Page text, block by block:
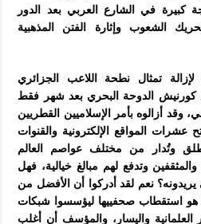
كبيرة في الشارع العربي بعد الدور
الشعوب وإثارة الفتن المذهبية
تمثال نطحة اللاعب الجزائري
كورنيش الدوحة البحري بعد شهر فقط
وقد أزالوه بأمر الإسلاميين القطريين
عشرات المواقع الإلكترونية والقنوات
وتُدار من مختلف عواصم العالم
وتدفع لهم مبالغ خيالية، فهل
يريدونه؟ نعم لقد أدركوا أن الأفضل من
هو استقطاب صحفييها ليؤسسوا شبكات
العلمانية واليسار، والمؤسف أن أغلب